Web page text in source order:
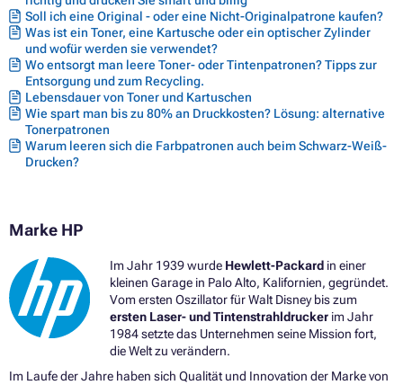
Soll ich eine Original - oder eine Nicht-Originalpatrone kaufen?
Was ist ein Toner, eine Kartusche oder ein optischer Zylinder
und wofür werden sie verwendet?
Wo entsorgt man leere Toner- oder Tintenpatronen? Tipps zur
Entsorgung und zum Recycling.
Lebensdauer von Toner und Kartuschen
Wie spart man bis zu 80% an Druckkosten? Lösung: alternative
Tonerpatronen
Warum leeren sich die Farbpatronen auch beim Schwarz-Weiß-
Drucken?
Marke HP
Im Jahr 1939 wurde Hewlett-Packardin einer
kleinen Garage in Palo Alto, Kalifornien, gegründet.
Vom ersten Oszillator für Walt Disney bis zum
ersten Laser- und Tintenstrahldruckerim Jahr
1984 setzte das Unternehmen seine Mission fort,
die Welt zu verändern.
Im Laufe der Jahre haben sich Qualität und Innovation der Marke von